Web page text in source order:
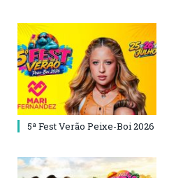
5ª Fest Verão Peixe-Boi 2026